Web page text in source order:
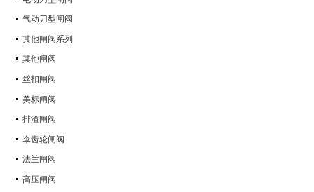
气动刀型闸阀
其他闸阀系列
其他闸阀
丝扣闸阀
美标闸阀
排渣闸阀
伞齿轮闸阀
法兰闸阀
高压闸阀